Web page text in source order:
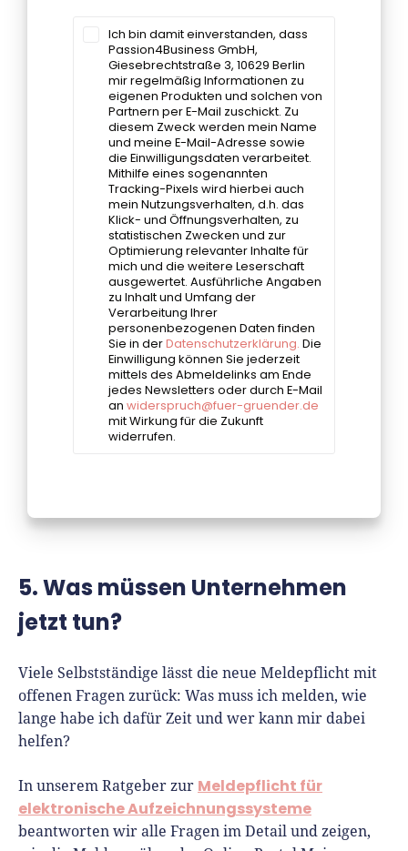
5. Was müssen Unternehmen
jetzt tun?
Viele Selbstständige lässt die neue Meldepflicht mit
offenen Fragen zurück: Was muss ich melden, wie
lange habe ich dafür Zeit und wer kann mir dabei
helfen?
In unserem Ratgeber zur Meldepflicht für
elektronische Aufzeichnungssysteme
beantworten wir alle Fragen im Detail und zeigen,